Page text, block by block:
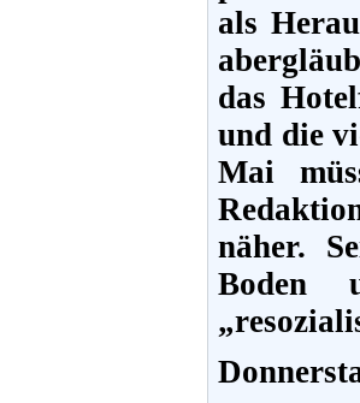
als
das
und die
Mai
näher.
Boden